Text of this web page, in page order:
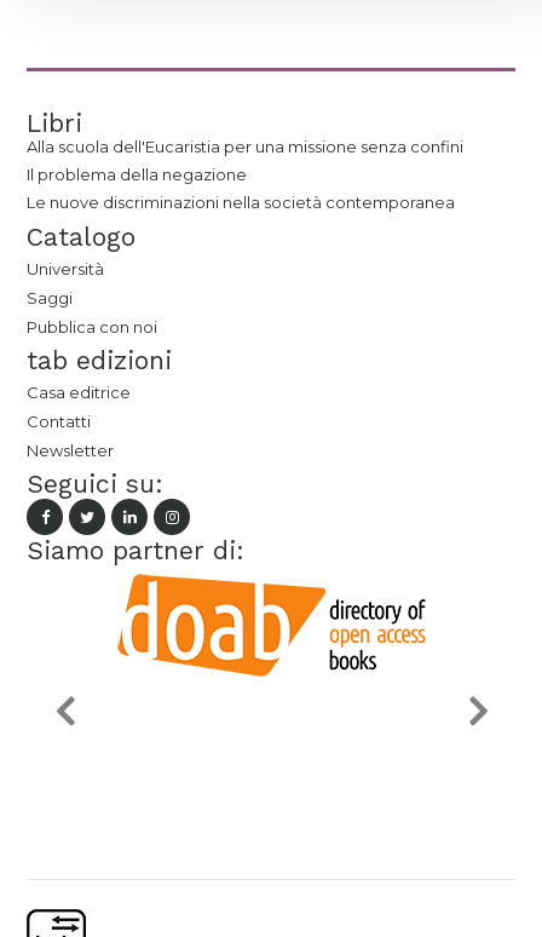
Libri
Alla scuola dell'Eucaristia per una missione senza confini
Il problema della negazione
Le nuove discriminazioni nella società contemporanea
Catalogo
Università
Saggi
Pubblica con noi
tab edizioni
Casa editrice
Contatti
Newsletter
Seguici su:
Siamo partner di: